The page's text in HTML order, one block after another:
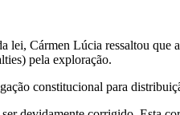
lei, Cármen Lúcia ressaltou
pela exploração.
constitucional para